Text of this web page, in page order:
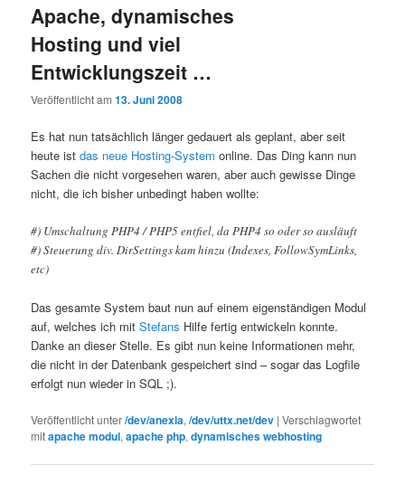
Apache, dynamisches
Hosting und viel
Entwicklungszeit …
Veröffentlicht am13. Juni 2008
Es hat nun tatsächlich länger gedauert als geplant, aber seit
heute istdas neue Hosting-System online. Das Ding kann nun
Sachen die nicht vorgesehen waren, aber auch gewisse Dinge
nicht, die ich bisher unbedingt haben wollte:
#) Umschaltung PHP4 / PHP5 entfiel, da PHP4 so oder so ausläuft
#) Steuerung div. DirSettings kam hinzu (Indexes, FollowSymLinks,
etc)
Das gesamte System baut nun auf einem eigenständigen Modul
auf, welches ich mitStefans Hilfe fertig entwickeln konnte.
Danke an dieser Stelle. Es gibt nun keine Informationen mehr,
die nicht in der Datenbank gespeichert sind – sogar das Logfile
erfolgt nun wieder in SQL ;).
Veröffentlicht unter/dev/anexia,/dev/uttx.net/dev |Verschlagwortet
mitapache modul,apache php,dynamisches webhosting